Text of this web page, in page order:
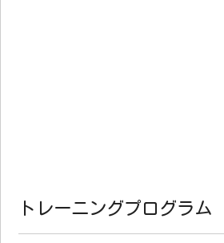
トレーニングプログラム